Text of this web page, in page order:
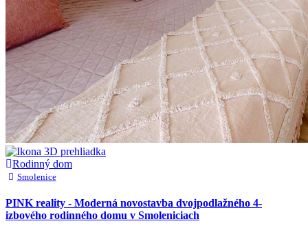
Rodinný dom
Smolenice
PINK reality - Moderná novostavba dvojpodlažného 4-
izbového rodinného domu v Smoleniciach